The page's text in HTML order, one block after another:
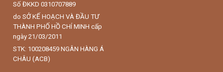
Số ĐKKD 0310707889
do SỞ KẾ HOẠCH VÀ ĐẦU TƯ
THÀNH PHỐ HỒ CHÍ MINH cấp
ngày 21/03/2011
STK: 100208459 NGÂN HÀNG Á
CHÂU (ACB)